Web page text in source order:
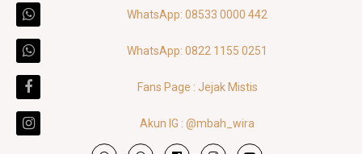
WhatsApp: 08533 0000 442
WhatsApp: 0822 1155 0251
Fans Page : Jejak Mistis
Akun IG : @mbah_wira